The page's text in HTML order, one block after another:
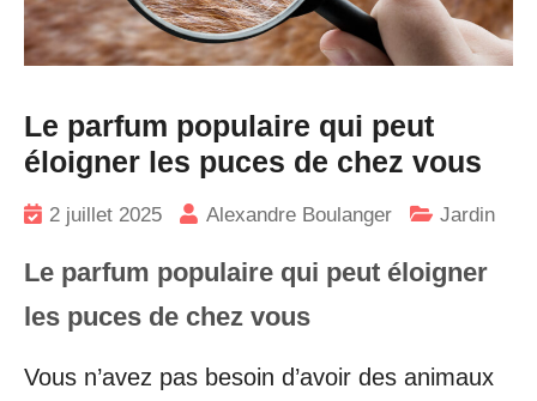
Le parfum populaire qui peut
éloigner les puces de chez vous
2 juillet 2025 Alexandre Boulanger Jardin
Le parfum populaire qui peut éloigner
les puces de chez vous
Vous n’avez pas besoin d’avoir des animaux